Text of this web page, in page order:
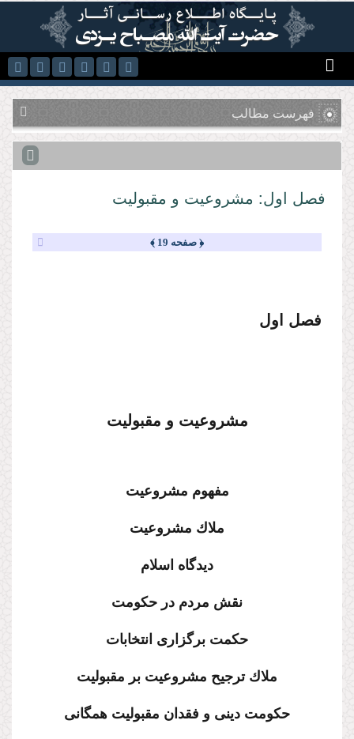
رفتن به محتوای اصلی
فهرست مطالب
فصل اول: مشروعیت و مقبولیت
﴿ صفحه 19 ﴾
فصل اول
مشروعیت و مقبولیت
مفهوم مشروعیت
ملاك مشروعیت
دیدگاه اسلام
نقش مردم در حكومت
حكمت برگزارى انتخابات
ملاك ترجیح مشروعیت بر مقبولیت
حكومت دینى و فقدان مقبولیت همگانى